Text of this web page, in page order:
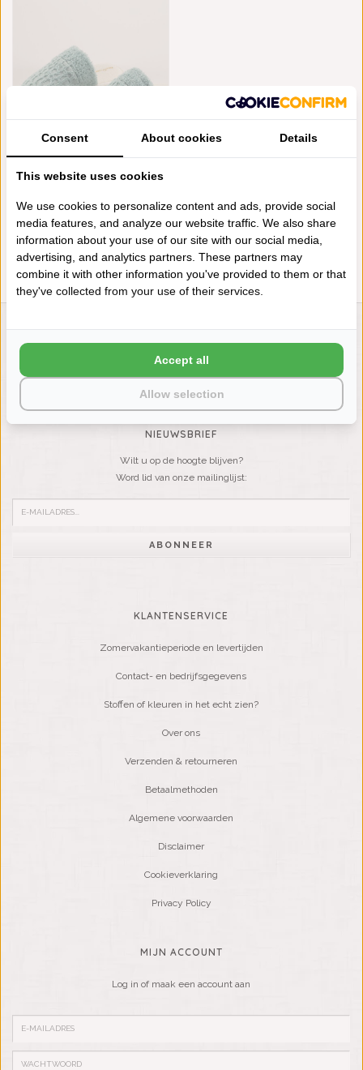
ABYSS HABIDECOR LODGE ICE
PER M²
VRAGEN? BEL DAN
+31 (0) 575 511817
NIEUWSBRIEF
Wilt u op de hoogte blijven?
Word lid van onze mailinglijst:
ABONNEER
KLANTENSERVICE
Zomervakantieperiode en levertijden
Contact- en bedrijfsgegevens
Stoffen of kleuren in het echt zien?
Over ons
Verzenden & retourneren
Betaalmethoden
Algemene voorwaarden
Disclaimer
Cookieverklaring
Privacy Policy
MIJN ACCOUNT
Log in of maak een account aan
Consent About cookies Details
This website uses cookies
We use cookies to personalize content and ads, provide social
media features, and analyze our website traffic. We also share
information about your use of our site with our social media,
advertising, and analytics partners. These partners may
combine it with other information you've provided to them or that
they've collected from your use of their services.
Allow selection
Accept all